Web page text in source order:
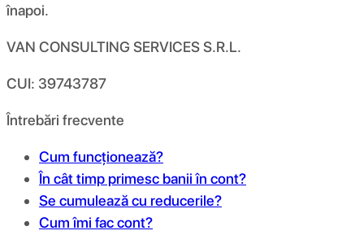
înapoi.
VAN CONSULTING SERVICES S.R.L.
CUI: 39743787
Întrebări frecvente
Cum funcționează?
În cât timp primesc banii în cont?
Se cumulează cu reducerile?
Cum îmi fac cont?